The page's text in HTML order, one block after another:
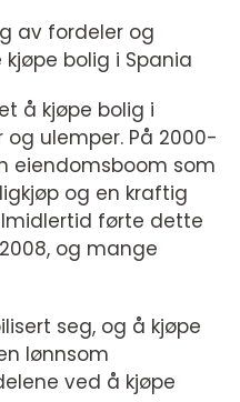
av fordeler og
bolig i Spania
å kjøpe bolig i
ulemper. På 2000-
eiendomsboom som
og en kraftig
førte dette
og mange
seg, og å kjøpe
lønnsom
ved å kjøpe